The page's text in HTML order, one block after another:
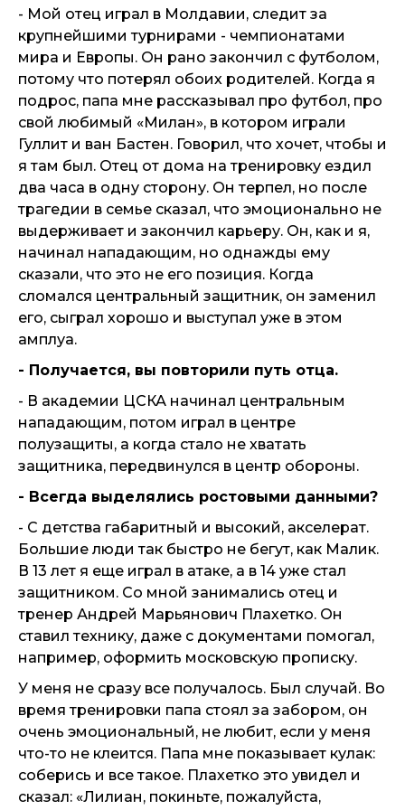
- Мой отец играл в Молдавии, следит за
крупнейшими турнирами - чемпионатами
мира и Европы. Он рано закончил с футболом,
потому что потерял обоих родителей. Когда я
подрос, папа мне рассказывал про футбол, про
свой любимый «Милан», в котором играли
Гуллит и ван Бастен. Говорил, что хочет, чтобы и
я там был. Отец от дома на тренировку ездил
два часа в одну сторону. Он терпел, но после
трагедии в семье сказал, что эмоционально не
выдерживает и закончил карьеру. Он, как и я,
начинал нападающим, но однажды ему
сказали, что это не его позиция. Когда
сломался центральный защитник, он заменил
его, сыграл хорошо и выступал уже в этом
амплуа.
- Получается, вы повторили путь отца.
- В академии ЦСКА начинал центральным
нападающим, потом играл в центре
полузащиты, а когда стало не хватать
защитника, передвинулся в центр обороны.
- Всегда выделялись ростовыми данными?
- С детства габаритный и высокий, акселерат.
Большие люди так быстро не бегут, как Малик.
В 13 лет я еще играл в атаке, а в 14 уже стал
защитником. Со мной занимались отец и
тренер Андрей Марьянович Плахетко. Он
ставил технику, даже с документами помогал,
например, оформить московскую прописку.
У меня не сразу все получалось. Был случай. Во
время тренировки папа стоял за забором, он
очень эмоциональный, не любит, если у меня
что-то не клеится. Папа мне показывает кулак:
соберись и все такое. Плахетко это увидел и
сказал: «Лилиан, покиньте, пожалуйста,